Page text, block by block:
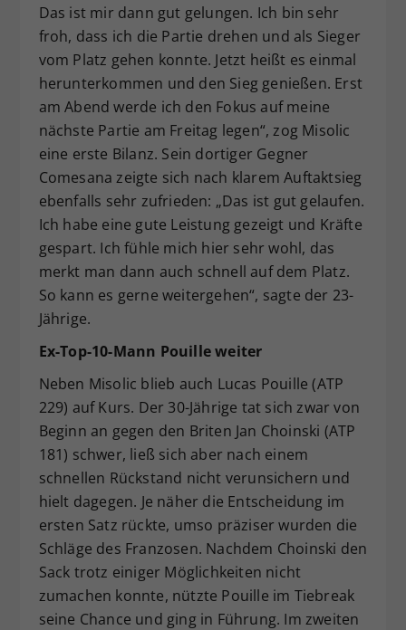
Das ist mir dann gut gelungen. Ich bin sehr
froh, dass ich die Partie drehen und als Sieger
vom Platz gehen konnte. Jetzt heißt es einmal
herunterkommen und den Sieg genießen. Erst
am Abend werde ich den Fokus auf meine
nächste Partie am Freitag legen“, zog Misolic
eine erste Bilanz. Sein dortiger Gegner
Comesana zeigte sich nach klarem Auftaktsieg
ebenfalls sehr zufrieden: „Das ist gut gelaufen.
Ich habe eine gute Leistung gezeigt und Kräfte
gespart. Ich fühle mich hier sehr wohl, das
merkt man dann auch schnell auf dem Platz.
So kann es gerne weitergehen“, sagte der 23-
Jährige.
Ex-Top-10-Mann Pouille weiter
Neben Misolic blieb auch Lucas Pouille (ATP
229) auf Kurs. Der 30-Jährige tat sich zwar von
Beginn an gegen den Briten Jan Choinski (ATP
181) schwer, ließ sich aber nach einem
schnellen Rückstand nicht verunsichern und
hielt dagegen. Je näher die Entscheidung im
ersten Satz rückte, umso präziser wurden die
Schläge des Franzosen. Nachdem Choinski den
Sack trotz einiger Möglichkeiten nicht
zumachen konnte, nützte Pouille im Tiebreak
seine Chance und ging in Führung. Im zweiten